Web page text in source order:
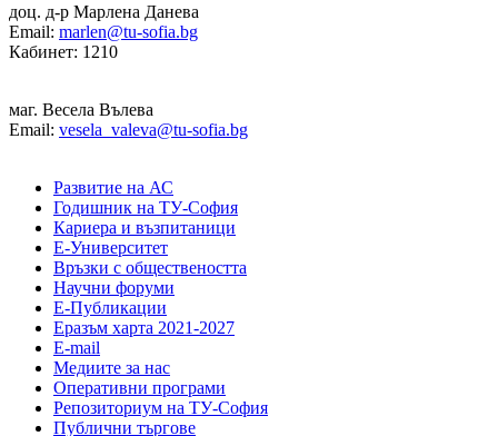
доц. д-р Марлена Данева
Email: marlen@tu-sofia.bg
Кабинет: 1210
маг. Весела Вълева
Email: vesela_valeva@tu-sofia.bg
Развитие на АС
Годишник на ТУ-София
Кариера и възпитаници
Е-Университет
Връзки с обществеността
Научни форуми
Е-Публикации
Еразъм харта 2021-2027
E-mail
Медиите за нас
Оперативни програми
Репозиториум на ТУ-София
Публични търгове